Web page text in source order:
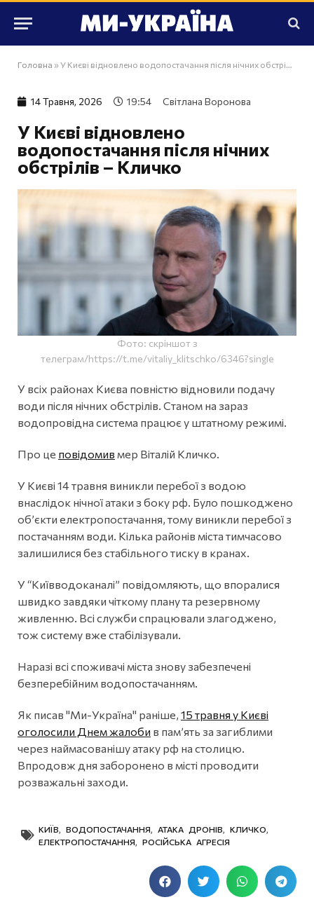
Головна » У Києві відновлено водопостачання після нічних обстрілів – Кличко
14 Травня, 2026 19:54 Світлана Воронова
У Києві відновлено
водопостачання після нічних
обстрілів – Кличко
Фото: скріншот з
телеграм/https://t.me/vitaliy_klitschko/6346?single
У всіх районах Києва повністю відновили подачу
води після нічних обстрілів. Станом на зараз
водопровідна система працює у штатному режимі.
Про це повідомив мер Віталій Кличко.
У Києві 14 травня виникли перебої з водою
внаслідок нічної атаки з боку рф. Було пошкоджено
об’єкти електропостачання, тому виникли перебої з
постачанням води. Кілька районів міста тимчасово
залишилися без стабільного тиску в кранах.
У “Київводоканалі” повідомляють, що впоралися
швидко завдяки чіткому плану та резервному
живленню. Всі служби спрацювали злагоджено,
тож систему вже стабілізували.
Наразі всі споживачі міста знову забезпечені
безперебійним водопостачанням.
Як писав "Ми-Україна" раніше, 15 травня у Києві
оголосили Днем жалоби в памʼять за загиблими
через наймасованішу атаку рф на столицю.
Впродовж дня заборонено в місті проводити
розважальні заходи.
КИЇВ ВОДОПОСТАЧАННЯ АТАКА ДРОНІВ КЛИЧКО
ЕЛЕКТРОПОСТАЧАННЯ
РОСІЙСЬКА АГРЕСІЯ